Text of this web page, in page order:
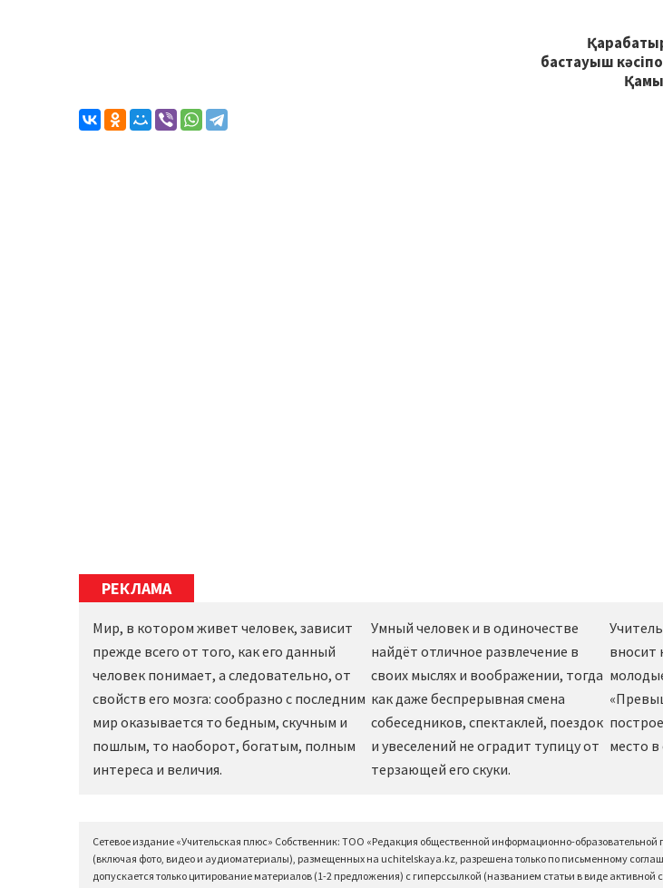
бастауыш
РЕКЛАМА
Мир, в котором живет человек, зависит
прежде всего от того, как его данный
человек понимает, а следовательно, от
свойств его мозга: сообразно с последним
мир оказывается то бедным, скучным и
пошлым, то наоборот, богатым, полным
интереса и величия.
Умный человек и в одиночестве
найдёт отличное развлечение в
своих мыслях и воображении, тогда
как даже беспрерывная смена
собеседников, спектаклей, поездок
и увеселений не оградит тупицу от
терзающей его скуки.
вносит
место
Сетевое издание «Учительская плюс» Собственник: ТОО «Редакция общественной информационно-образовательной
(включая фото, видео и аудиоматериалы), размещенных на uchitelskaya.kz, разрешена только по письменному
допускается только цитирование материалов (1-2 предложения) с гиперссылкой (названием статьи в виде